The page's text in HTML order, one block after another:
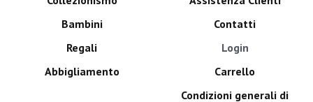
Bambini
Regali
Abbigliamento
Contatti
Login
Carrello
Condizioni generali di